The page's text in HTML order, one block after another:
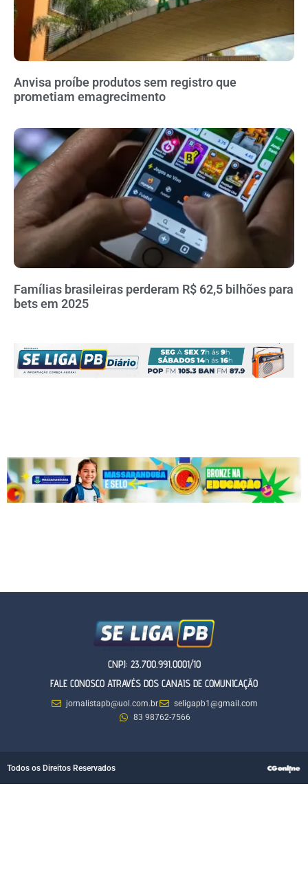
Anvisa proíbe produtos sem registro que
prometiam emagrecimento
Famílias brasileiras perderam R$ 62,5 bilhões para
bets em 2025
CNPJ: 23.700.991.0001/10
FALE CONOSCO ATRAVÉS DOS CANAIS DE COMUNICAÇÃO
jornalistapb@uol.com.br
seligapb1@gmail.com
83 98762-7566
Todos os Direitos Reservados